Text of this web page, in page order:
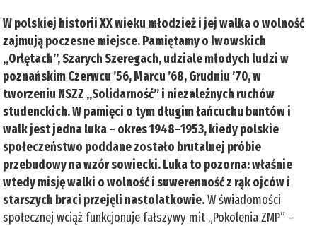
W polskiej historii XX wieku młodzież i jej walka o wolność
zajmują poczesne miejsce. Pamiętamy o lwowskich
„Orlętach”, Szarych Szeregach, udziale młodych ludzi w
poznańskim Czerwcu ’56, Marcu ’68, Grudniu ’70, w
tworzeniu NSZZ „Solidarność” i niezależnych ruchów
studenckich. W pamięci o tym długim łańcuchu buntów i
walk jest jedna luka – okres 1948–1953, kiedy polskie
społeczeństwo poddane zostało brutalnej próbie
przebudowy na wzór sowiecki. Luka to pozorna: właśnie
wtedy misję walki o wolność i suwerenność z rąk ojców i
starszych braci przejęli nastolatkowie.W świadomości
społecznej wciąż funkcjonuje fałszywy mit „Pokolenia ZMP” –